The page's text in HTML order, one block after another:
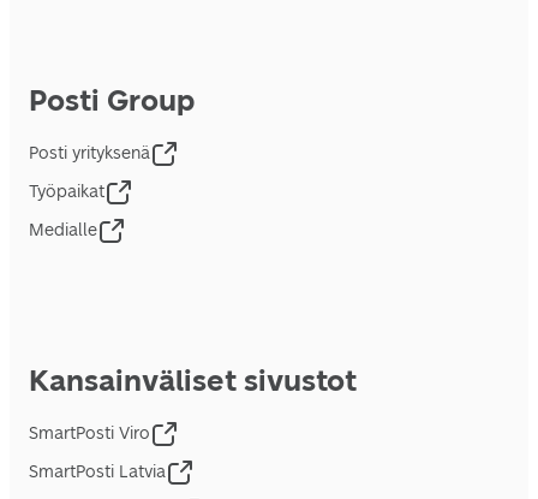
Posti Group
Posti yrityksenä
Työpaikat
Medialle
Kansainväliset sivustot
SmartPosti Viro
SmartPosti Latvia